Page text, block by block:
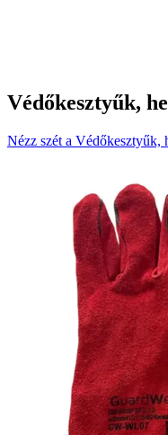
Védőkesztyűk,
Nézz szét a Védőkesztyűk,